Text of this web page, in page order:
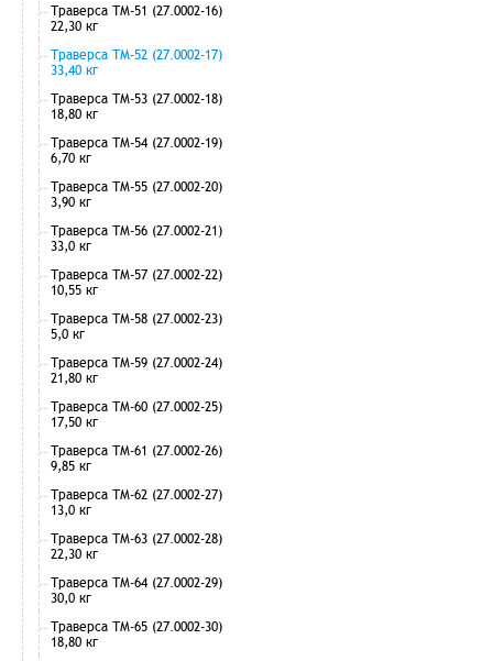
Траверса ТМ-51 (27.0002-16)
22,30 кг
Траверса ТМ-52 (27.0002-17)
33,40 кг
Траверса ТМ-53 (27.0002-18)
18,80 кг
Траверса ТМ-54 (27.0002-19)
6,70 кг
Траверса ТМ-55 (27.0002-20)
3,90 кг
Траверса ТМ-56 (27.0002-21)
33,0 кг
Траверса ТМ-57 (27.0002-22)
10,55 кг
Траверса ТМ-58 (27.0002-23)
5,0 кг
Траверса ТМ-59 (27.0002-24)
21,80 кг
Траверса ТМ-60 (27.0002-25)
17,50 кг
Траверса ТМ-61 (27.0002-26)
9,85 кг
Траверса ТМ-62 (27.0002-27)
13,0 кг
Траверса ТМ-63 (27.0002-28)
22,30 кг
Траверса ТМ-64 (27.0002-29)
30,0 кг
Траверса ТМ-65 (27.0002-30)
18,80 кг